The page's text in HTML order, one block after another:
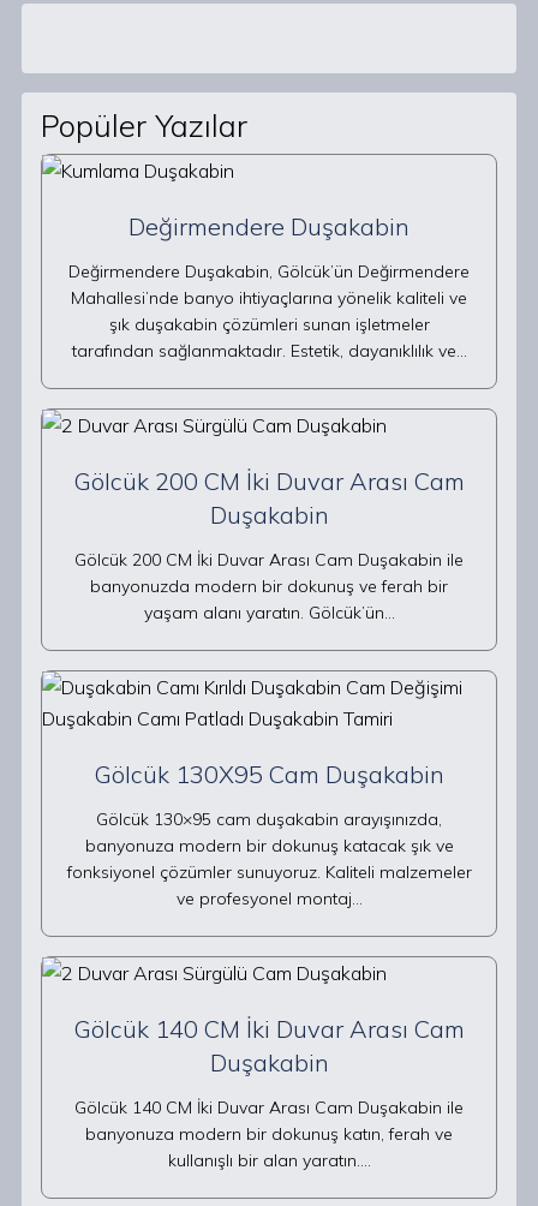
Popüler Yazılar
Değirmendere Duşakabin
Değirmendere Duşakabin, Gölcük’ün Değirmendere
Mahallesi’nde banyo ihtiyaçlarına yönelik kaliteli ve
şık duşakabin çözümleri sunan işletmeler
tarafından sağlanmaktadır. Estetik, dayanıklılık ve…
Gölcük 200 CM İki Duvar Arası Cam
Duşakabin
Gölcük 200 CM İki Duvar Arası Cam Duşakabin ile
banyonuzda modern bir dokunuş ve ferah bir
yaşam alanı yaratın. Gölcük’ün…
Gölcük 130X95 Cam Duşakabin
Gölcük 130×95 cam duşakabin arayışınızda,
banyonuza modern bir dokunuş katacak şık ve
fonksiyonel çözümler sunuyoruz. Kaliteli malzemeler
ve profesyonel montaj…
Gölcük 140 CM İki Duvar Arası Cam
Duşakabin
Gölcük 140 CM İki Duvar Arası Cam Duşakabin ile
banyonuza modern bir dokunuş katın, ferah ve
kullanışlı bir alan yaratın.…